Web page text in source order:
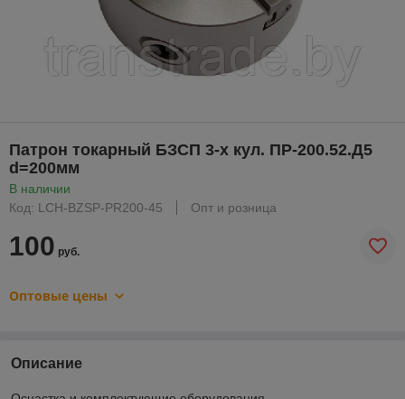
Патрон токарный БЗСП 3-х кул. ПР-200.52.Д5
d=200мм
В наличии
Код: LCH-BZSP-PR200-45
Опт и розница
100 руб.
Оптовые цены
Описание